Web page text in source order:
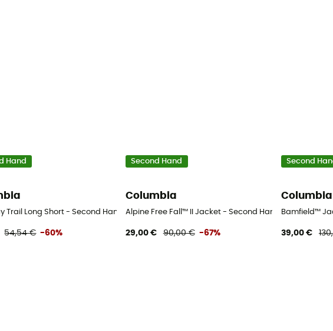
- Beige - US 6 - Regular
Hand
Trail Long Short - Second Hand Shorts - Damen - Blau - US 4 - Short
54,54 € -60%
Second Hand
Columbia
Alpine Free Fall™ II Jacket - Second Hand Skijacke -
29,00 € 90,00 € -67%
Second
Columbia
Bamfield™
39,00 €